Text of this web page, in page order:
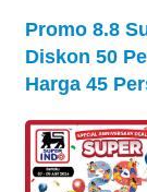
Promo 8.8
Diskon 50
Harga 45